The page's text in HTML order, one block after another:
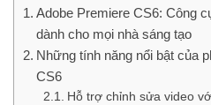
Adobe Premiere CS6: Công
dành cho mọi nhà sáng tạo
Những tính năng nổi bật của
CS6
Hỗ trợ chỉnh sửa video